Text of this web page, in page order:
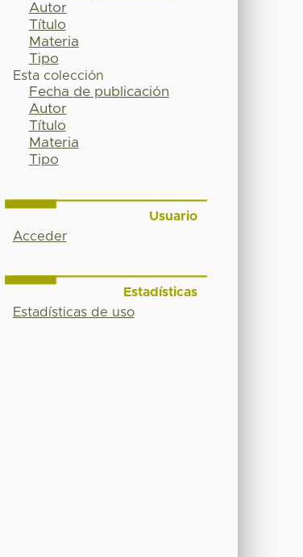
Autor
Título
Materia
Tipo
Esta colección
Fecha de publicación
Autor
Título
Materia
Tipo
Usuario
Acceder
Estadísticas
Estadísticas de uso